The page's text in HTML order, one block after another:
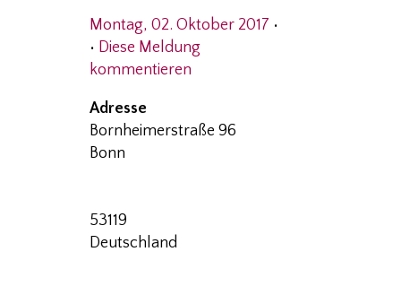
Montag, 02. Oktober 2017 •
• Diese Meldung
kommentieren
Adresse
Bornheimerstraße 96
Bonn
53119
Deutschland